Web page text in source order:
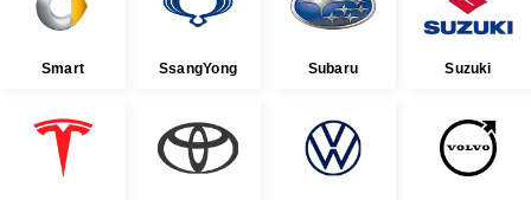
Smart SsangYong Subaru Suzuki